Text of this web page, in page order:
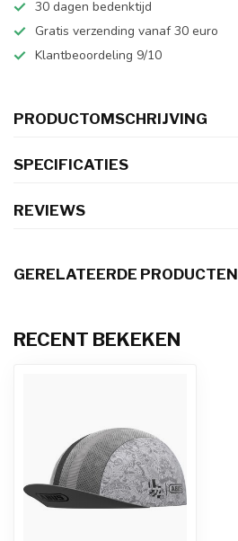
30 dagen bedenktijd
Gratis verzending vanaf 30 euro
Klantbeoordeling 9/10
PRODUCTOMSCHRIJVING
SPECIFICATIES
REVIEWS
GERELATEERDE PRODUCTEN
RECENT BEKEKEN